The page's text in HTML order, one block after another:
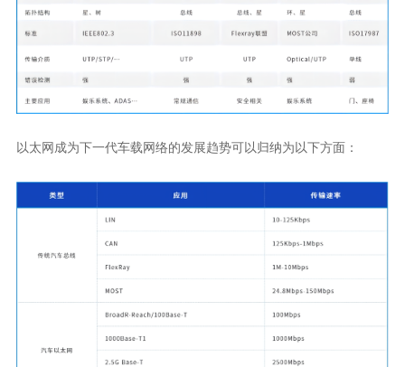
以太网成为下一代车载网络的发展趋势可以归纳为以下方面：